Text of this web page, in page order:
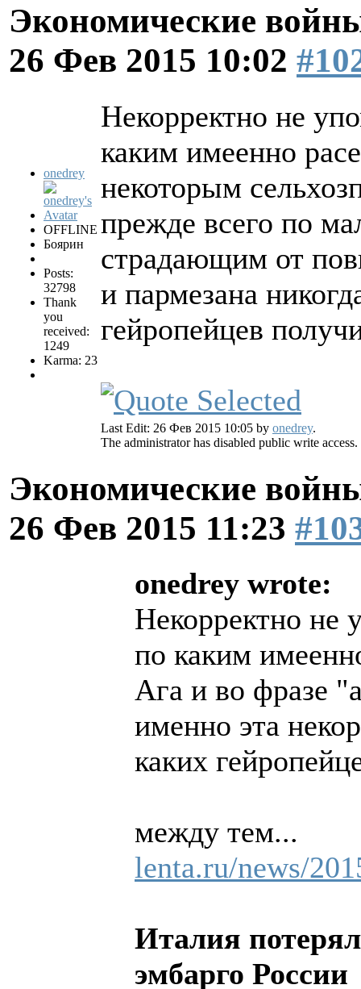
Экономические
26 Фев 2015 10:02
onedrey
OFFLINE
Боярин
Posts:
32798
Thank
you
received:
1249
Karma: 23
Некорректно не
каким имеенно
некоторым
прежде всего по
страдающим от
и пармезана
гейропейцев
Last Edit: 26 Фев 2015 10:05 by onedrey.
The administrator has disabled public write access.
Экономические
26 Фев 2015 11:23
onedrey wrote:
Некорректно не
по каким
Ага и во фразе
именно эта
каких
между тем...
lenta.ru/news/
Италия
эмбарго России